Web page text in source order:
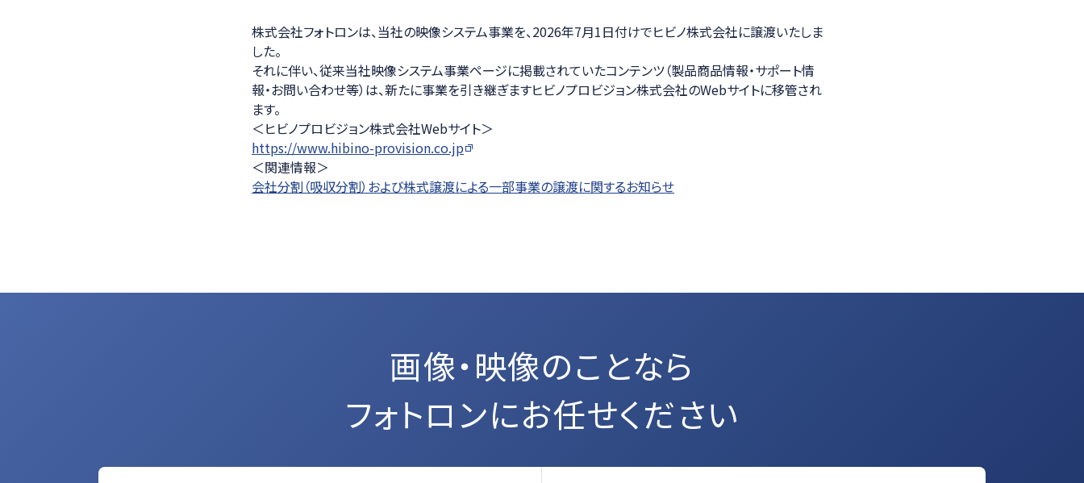
医療ソリューション 光学計測ソリューション
株式会社フォトロンは、当社の映像システム事業を、2026年7月1日付けでヒビノ株式会社に譲渡いたしま
した。
それに伴い、従来当社映像システム事業ページに掲載されていたコンテンツ（製品商品情報・サポート情
報・お問い合わせ等）は、新たに事業を引き継ぎますヒビノプロビジョン株式会社のWebサイトに移管され
ます。
＜ヒビノプロビジョン株式会社Webサイト＞
https://www.hibino-provision.co.jp
＜関連情報＞
会社分割（吸収分割）および株式譲渡による一部事業の譲渡に関するお知らせ
画像・映像のことなら
フォトロンにお任せください